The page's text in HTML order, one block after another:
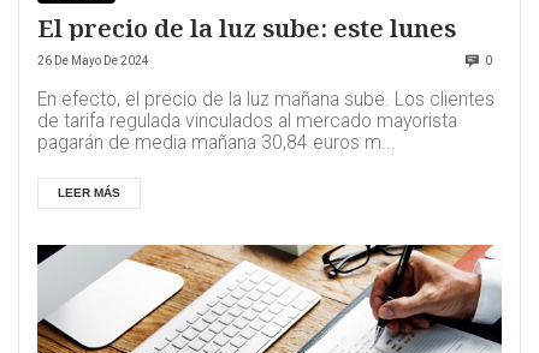
El precio de la luz sube: este lunes
26 De Mayo De 2024 0
En efecto, el precio de la luz mañana sube. Los clientes
de tarifa regulada vinculados al mercado mayorista
pagarán de media mañana 30,84 euros m...
LEER MÁS